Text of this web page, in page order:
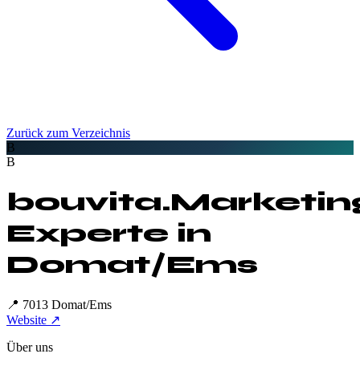
Zurück zum Verzeichnis
B
B
bouvita.
Experte in
Domat/Ems
📍 7013 Domat/Ems
Website ↗
Über uns